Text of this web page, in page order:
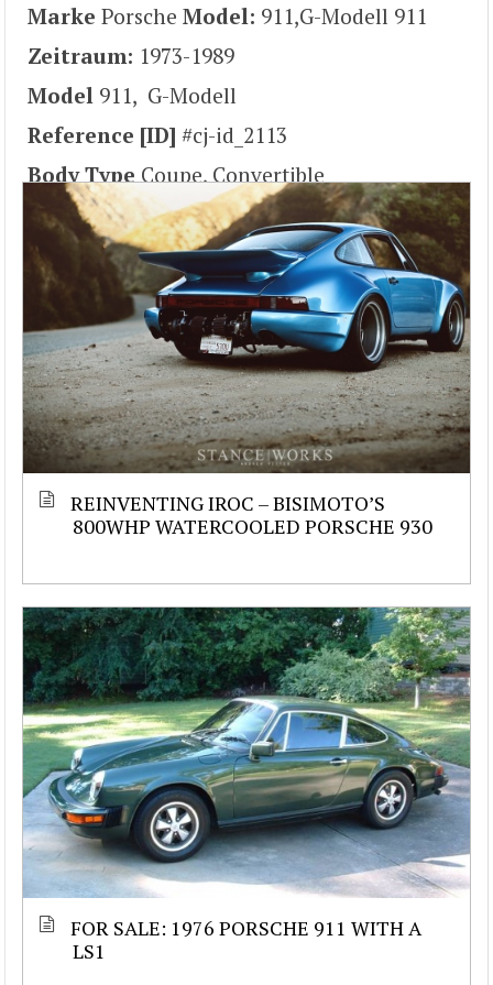
Marke Porsche Model: 911,G-Modell 911
Zeitraum: 1973-1989
Model 911, G-Modell
Reference [ID] #cj-id_2113
Body Type Coupe, Convertible
REINVENTING IROC – BISIMOTO’S
800WHP WATERCOOLED PORSCHE 930
FOR SALE: 1976 PORSCHE 911 WITH A
LS1